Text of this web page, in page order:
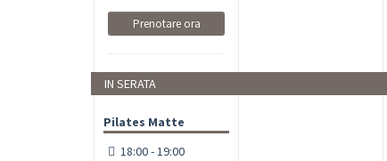
Prenotare ora
IN SERATA
Pilates Matte
18:00 - 19:00